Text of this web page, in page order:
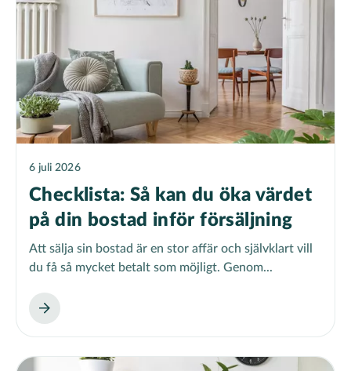
6 juli 2026
Checklista: Så kan du öka värdet
på din bostad inför försäljning
Att sälja sin bostad är en stor affär och självklart vill
du få så mycket betalt som möjligt. Genom...